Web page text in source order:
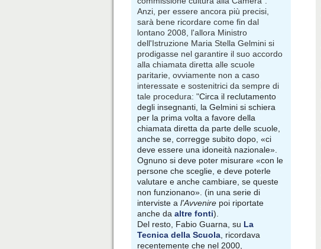
Anzi, per essere ancora più precisi,
sarà bene ricordare come fin dal
lontano 2008, l'allora Ministro
dell'Istruzione Maria Stella Gelmini si
prodigasse nel garantire il suo accordo
alla chiamata diretta alle scuole
paritarie, ovviamente non a caso
interessate e sostenitrici da sempre di
tale procedura: "Circa il reclutamento
degli insegnanti, la Gelmini si schiera
per la prima volta a favore della
chiamata diretta da parte delle scuole,
anche se, corregge subito dopo, «ci
deve essere una idoneità nazionale».
Ognuno si deve poter misurare «con le
persone che sceglie, e deve poterle
valutare e anche cambiare, se queste
non funzionano». (in una serie di
interviste a l'Avvenire poi riportate
anche da altre fonti).
Del resto, Fabio Guarna, su La
Tecnica della Scuola , ricordava
recentemente che nel 2000,